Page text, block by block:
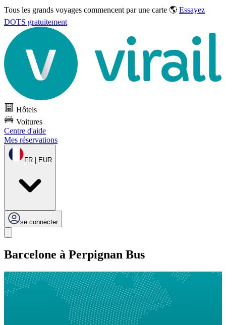
Tous les grands voyages commencent par une carte 🌎 Essayez
DOTS gratuitement
Hôtels
Voitures
Centre d'aide
Mes réservations
FR | EUR
se connecter
Barcelone à Perpignan Bus